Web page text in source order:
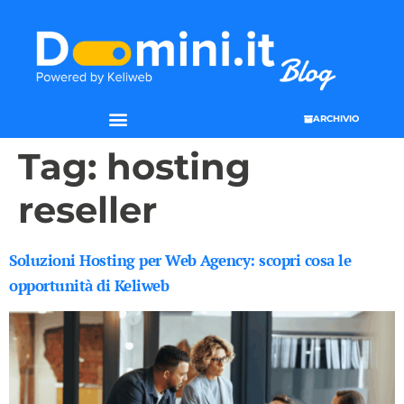
ARCHIVIO
Tag: hosting
reseller
Soluzioni Hosting per Web Agency: scopri cosa le
opportunità di Keliweb